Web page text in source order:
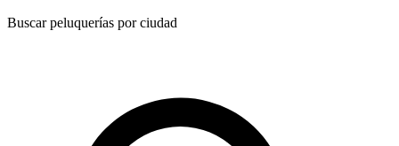
Buscar peluquerías por ciudad